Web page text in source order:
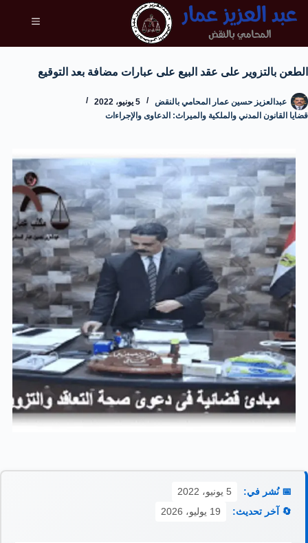
الطعن بالتزوير على عقد البيع على عبارات مضافة بعد التوقيع
عبدالعزيز حسين عمار المحامي بالنقض
5 يونيو، 2022
قضايا القانون المدني والملكية والميراث: الدعاوى والإجراءات
📅 نُشر في:
5 يونيو، 2022
🔄 آخر تحديث:
19 يوليو، 2026